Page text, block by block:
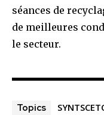
séances de
de meilleures
le secteur.
Topics